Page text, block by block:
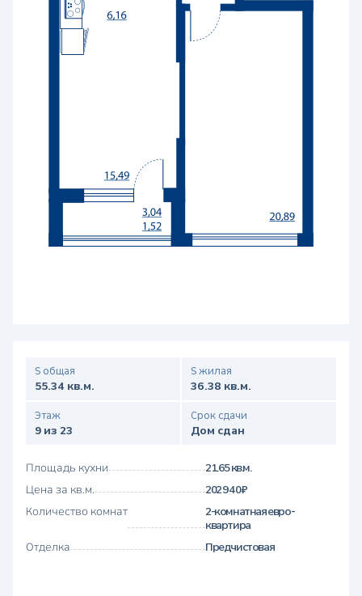
S общая
55.34 кв.м.
S жилая
36.38 кв.м.
Этаж
9 из 23
Срок сдачи
Дом сдан
Площадь кухни
21.65 кв.м.
Цена за кв.м.
202 940 ₽
Количество комнат
2-комнатная евро-
квартира
Отделка
Предчистовая